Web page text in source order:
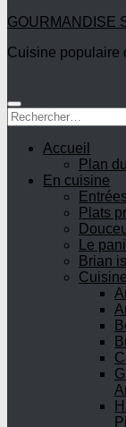
GOURMANDISE
Cuisine populaire
Rechercher :
Accueil
Plan
En cuisine
Entrées
Plats
Le
Brian